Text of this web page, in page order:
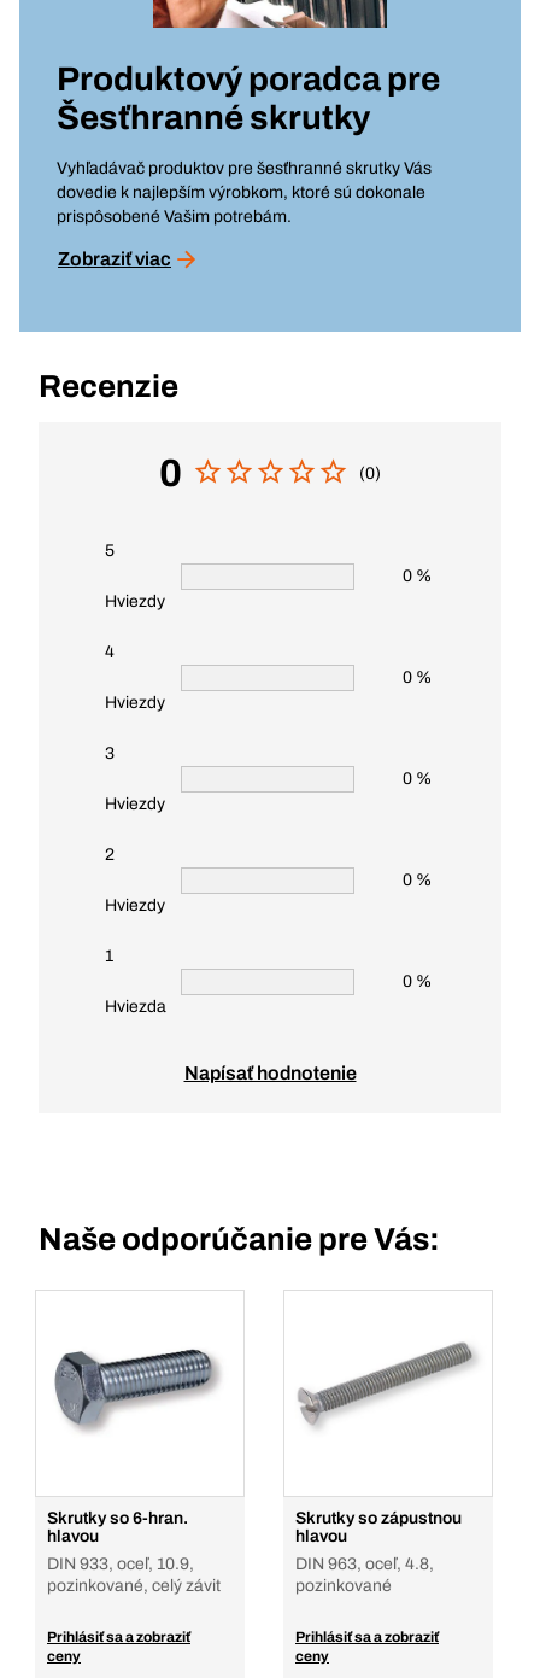
Produktový poradca pre
Šesťhranné skrutky
Vyhľadávač produktov pre šesťhranné skrutky Vás
dovedie k najlepším výrobkom, ktoré sú dokonale
prispôsobené Vašim potrebám.
Zobraziť viac
Recenzie
0 (0)
5
Hviezdy
0 %
4
Hviezdy
0 %
3
Hviezdy
0 %
2
Hviezdy
0 %
1
Hviezda
0 %
Napísať hodnotenie
Naše odporúčanie pre Vás:
Skrutky so 6-hran.
hlavou
DIN 933, oceľ, 10.9,
pozinkované, celý závit
Prihlásiť sa a zobraziť
ceny
Skrutky so zápustnou
hlavou
DIN 963, oceľ, 4.8,
pozinkované
Prihlásiť sa a zobraziť
ceny